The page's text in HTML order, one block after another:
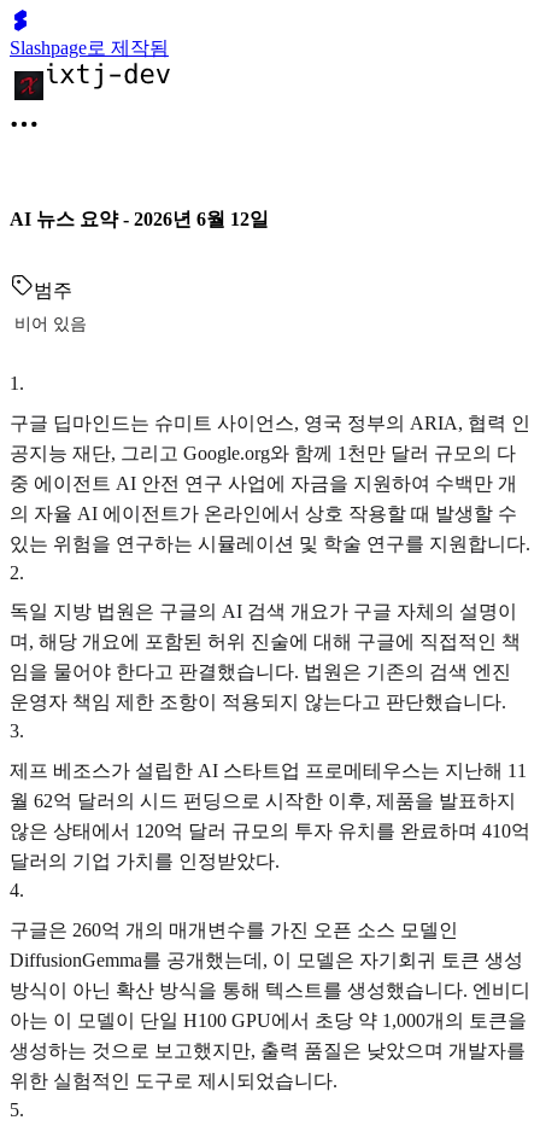
Slashpage로 제작됨
AI 뉴스 요약 - 2026년 6월 12일
범주
비어 있음
1 .
구글 딥마인드는 슈미트 사이언스, 영국 정부의 ARIA, 협력 인
공지능 재단, 그리고 Google.org와 함께 1천만 달러 규모의 다
중 에이전트 AI 안전 연구 사업에 자금을 지원하여 수백만 개
의 자율 AI 에이전트가 온라인에서 상호 작용할 때 발생할 수
있는 위험을 연구하는 시뮬레이션 및 학술 연구를 지원합니다.
2.
독일 지방 법원은 구글의 AI 검색 개요가 구글 자체의 설명이
며, 해당 개요에 포함된 허위 진술에 대해 구글에 직접적인 책
임을 물어야 한다고 판결했습니다. 법원은 기존의 검색 엔진
운영자 책임 제한 조항이 적용되지 않는다고 판단했습니다.
3.
제프 베조스가 설립한 AI 스타트업 프로메테우스는 지난해 11
월 62억 달러의 시드 펀딩으로 시작한 이후, 제품을 발표하지
않은 상태에서 120억 달러 규모의 투자 유치를 완료하며 410억
달러의 기업 가치를 인정받았다.
4.
구글은 260억 개의 매개변수를 가진 오픈 소스 모델인
DiffusionGemma를 공개했는데, 이 모델은 자기회귀 토큰 생성
방식이 아닌 확산 방식을 통해 텍스트를 생성했습니다. 엔비디
아는 이 모델이 단일 H100 GPU에서 초당 약 1,000개의 토큰을
생성하는 것으로 보고했지만, 출력 품질은 낮았으며 개발자를
위한 실험적인 도구로 제시되었습니다.
5.